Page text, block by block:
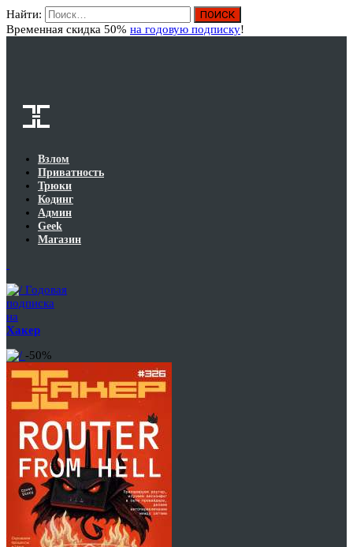
Найти:
Временная скидка 50% на годовую подписку!
Взлом
Приватность
Трюки
Кодинг
Админ
Geek
Магазин
Годовая
подписка
на
Хакер
-50%